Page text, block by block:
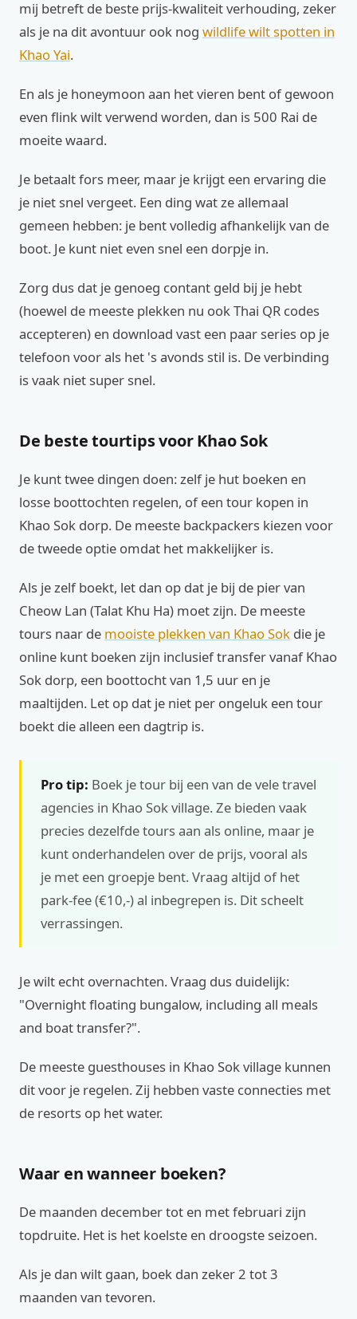
mij betreft de beste prijs-kwaliteit verhouding, zeker
als je na dit avontuur ook nog wildlife wilt spotten in
Khao Yai.
En als je honeymoon aan het vieren bent of gewoon
even flink wilt verwend worden, dan is 500 Rai de
moeite waard.
Je betaalt fors meer, maar je krijgt een ervaring die
je niet snel vergeet. Een ding wat ze allemaal
gemeen hebben: je bent volledig afhankelijk van de
boot. Je kunt niet even snel een dorpje in.
Zorg dus dat je genoeg contant geld bij je hebt
(hoewel de meeste plekken nu ook Thai QR codes
accepteren) en download vast een paar series op je
telefoon voor als het 's avonds stil is. De verbinding
is vaak niet super snel.
De beste tourtips voor Khao Sok
Je kunt twee dingen doen: zelf je hut boeken en
losse boottochten regelen, of een tour kopen in
Khao Sok dorp. De meeste backpackers kiezen voor
de tweede optie omdat het makkelijker is.
Als je zelf boekt, let dan op dat je bij de pier van
Cheow Lan (Talat Khu Ha) moet zijn. De meeste
tours naar de mooiste plekken van Khao Sok die je
online kunt boeken zijn inclusief transfer vanaf Khao
Sok dorp, een boottocht van 1,5 uur en je
maaltijden. Let op dat je niet per ongeluk een tour
boekt die alleen een dagtrip is.
Pro tip: Boek je tour bij een van de vele travel
agencies in Khao Sok village. Ze bieden vaak
precies dezelfde tours aan als online, maar je
kunt onderhandelen over de prijs, vooral als
je met een groepje bent. Vraag altijd of het
park-fee (€10,-) al inbegrepen is. Dit scheelt
verrassingen.
Je wilt echt overnachten. Vraag dus duidelijk:
"Overnight floating bungalow, including all meals
and boat transfer?".
De meeste guesthouses in Khao Sok village kunnen
dit voor je regelen. Zij hebben vaste connecties met
de resorts op het water.
Waar en wanneer boeken?
De maanden december tot en met februari zijn
topdruite. Het is het koelste en droogste seizoen.
Als je dan wilt gaan, boek dan zeker 2 tot 3
maanden van tevoren.